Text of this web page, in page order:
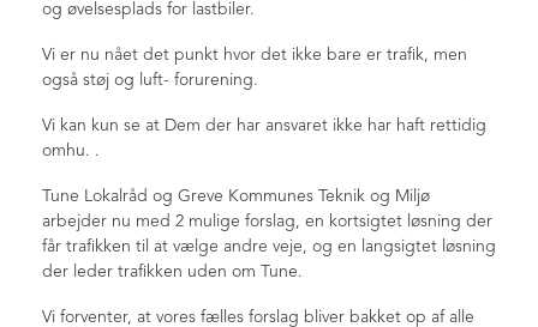
Juletræstænding 2021
Besøg hos eskadrille 722 - nov. 2019
Valgmøde maj 2019
Juletræstænding 2018
Plantning egetræ 2018
Tryghedsmøde 28. nov 2017
Juletræstænding 2017
Arkiv
FT trafikudvalg
og øvelsesplads for lastbiler.
Vi er nu nået det punkt hvor det ikke bare er trafik, men
også støj og luft- forurening.
Vi kan kun se at Dem der har ansvaret ikke har haft rettidig
omhu. .
Tune Lokalråd og Greve Kommunes Teknik og Miljø
arbejder nu med 2 mulige forslag, en kortsigtet løsning der
får trafikken til at vælge andre veje, og en langsigtet løsning
der leder trafikken uden om Tune.
Vi forventer, at vores fælles forslag bliver bakket op af alle